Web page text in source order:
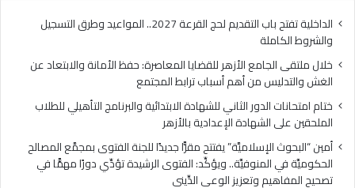
بالأزهر
الداخلية تفتح باب التقديم لحج القرعة 2027.. المواعيد وطرق التسجيل
والشروط الكاملة
خلال ملتقى الجامع الأزهر للقضايا المعاصرة: حفظ الأمانة والابتعاد عن
الغش والتدليس من أهم أسباب ترابط المجتمع
ختام امتحانات الدور الثاني للشهادة الابتدائية والبرنامج التأهيلي للطلاب
الملحقين على الشهادة الإعدادية بالأزهر
أمين “البحوث الإسلاميَّة” يفتتح مقرًّا جديدًا للجنة الفتوى بمجمَّع المصالح
الحكوميَّة في المنوفيَّة.. ويؤكِّد: الفتوى الرشيدة تؤدِّي دورًا مهمًّا في
تصحيح المفاهيم وتعزيز الوعي الدِّيني